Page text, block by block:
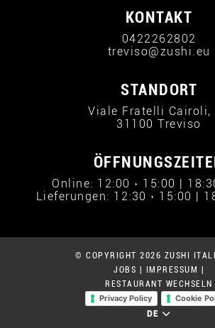
KONTAKT
0422262802
treviso@zushi.eu
STANDORT
Viale Fratelli Cairoli,
31100 Treviso
Online: 12:00 › 15:00 |
Lieferungen: 12:30 › 15:00 |
© COPYRIGHT 2026 ZUSHI
JOBS
IMPRESSUM
RESTAURANT WECHSELN
Privacy Policy
Cookie
DE